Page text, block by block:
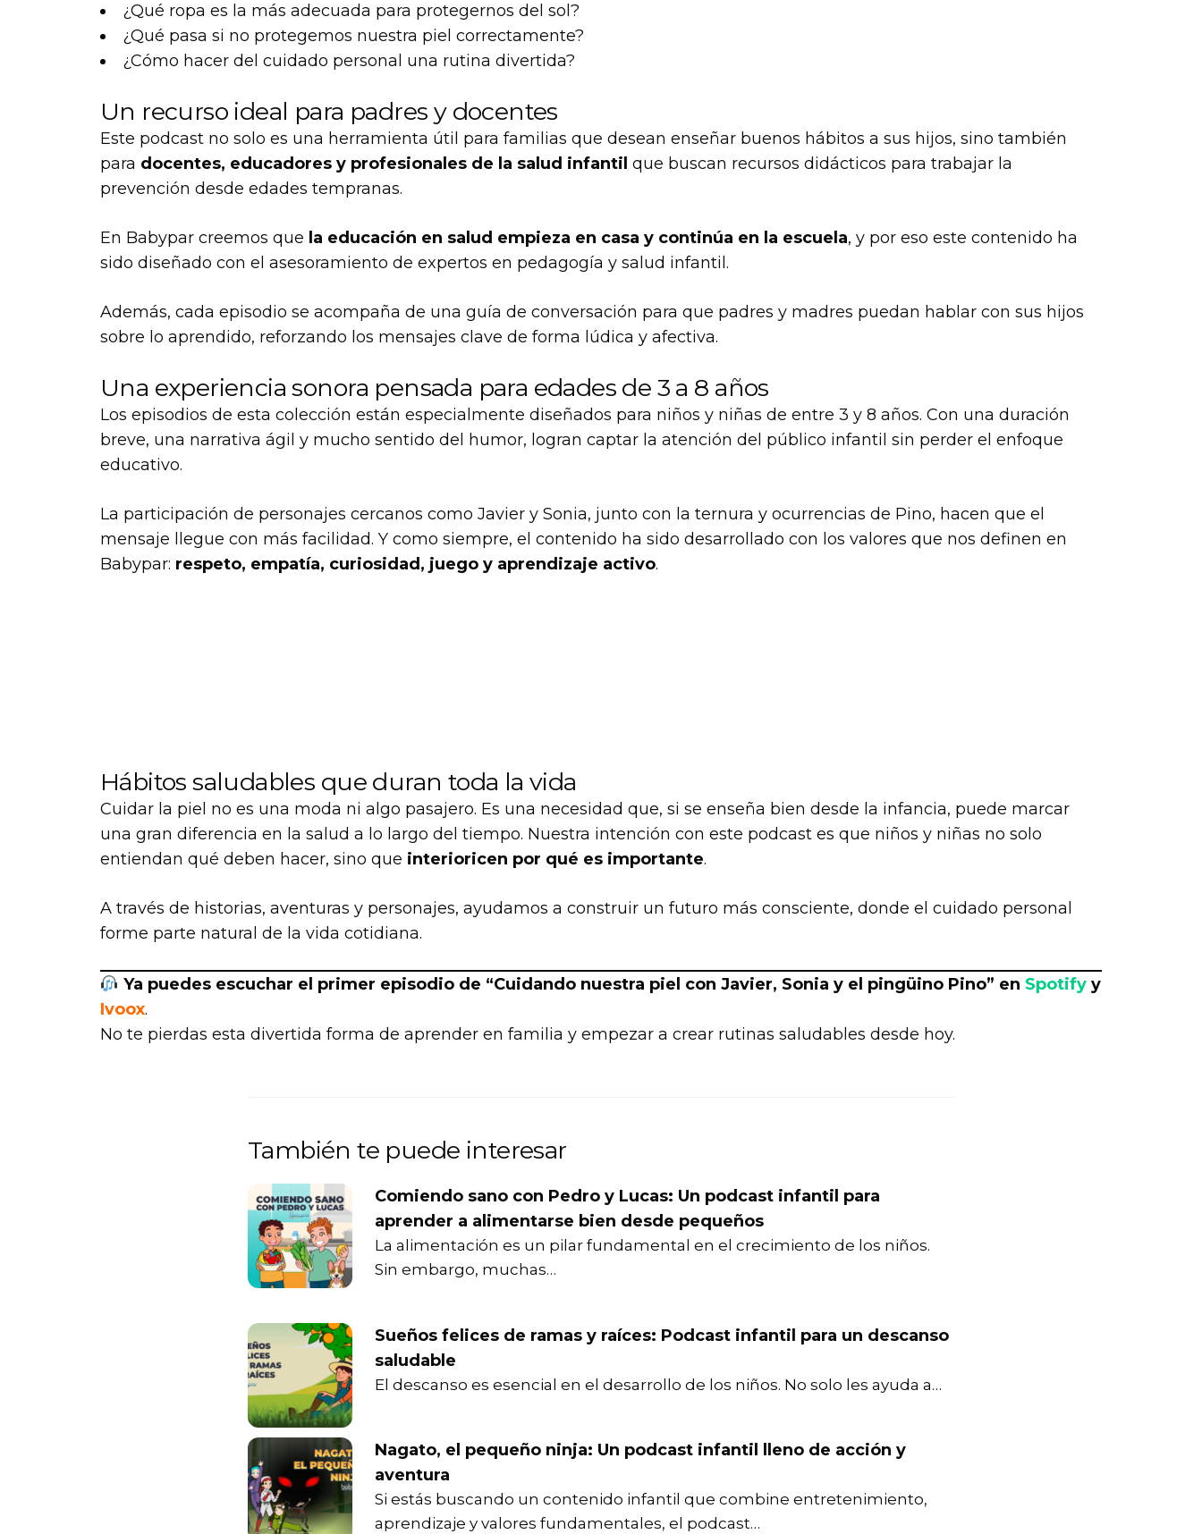
¿Qué ropa es la más adecuada para protegernos del sol?
¿Qué pasa si no protegemos nuestra piel correctamente?
¿Cómo hacer del cuidado personal una rutina divertida?
Un recurso ideal para padres y docentes
Este podcast no solo es una herramienta útil para familias que desean enseñar buenos hábitos a sus hijos, sino también
para docentes, educadores y profesionales de la salud infantil que buscan recursos didácticos para trabajar la
prevención desde edades tempranas.
En Babypar creemos que la educación en salud empieza en casa y continúa en la escuela, y por eso este contenido ha
sido diseñado con el asesoramiento de expertos en pedagogía y salud infantil.
Además, cada episodio se acompaña de una guía de conversación para que padres y madres puedan hablar con sus hijos
sobre lo aprendido, reforzando los mensajes clave de forma lúdica y afectiva.
Una experiencia sonora pensada para edades de 3 a 8 años
Los episodios de esta colección están especialmente diseñados para niños y niñas de entre 3 y 8 años. Con una duración
breve, una narrativa ágil y mucho sentido del humor, logran captar la atención del público infantil sin perder el enfoque
educativo.
La participación de personajes cercanos como Javier y Sonia, junto con la ternura y ocurrencias de Pino, hacen que el
mensaje llegue con más facilidad. Y como siempre, el contenido ha sido desarrollado con los valores que nos definen en
Babypar: respeto, empatía, curiosidad, juego y aprendizaje activo.
Hábitos saludables que duran toda la vida
Cuidar la piel no es una moda ni algo pasajero. Es una necesidad que, si se enseña bien desde la infancia, puede marcar
una gran diferencia en la salud a lo largo del tiempo. Nuestra intención con este podcast es que niños y niñas no solo
entiendan qué deben hacer, sino que interioricen por qué es importante.
A través de historias, aventuras y personajes, ayudamos a construir un futuro más consciente, donde el cuidado personal
forme parte natural de la vida cotidiana.
Ya puedes escuchar el primer episodio de “Cuidando nuestra piel con Javier, Sonia y el pingüino Pino” en Spotifyy
Ivoox.
No te pierdas esta divertida forma de aprender en familia y empezar a crear rutinas saludables desde hoy.
También te puede interesar
Comiendo sano con Pedro y Lucas: Un podcast infantil para
aprender a alimentarse bien desde pequeños
La alimentación es un pilar fundamental en el crecimiento de los niños.
Sin embargo, muchas…
Sueños felices de ramas y raíces: Podcast infantil para un descanso
saludable
El descanso es esencial en el desarrollo de los niños. No solo les ayuda a…
Nagato, el pequeño ninja: Un podcast infantil lleno de acción y
aventura
Si estás buscando un contenido infantil que combine entretenimiento,
aprendizaje y valores fundamentales, el podcast…